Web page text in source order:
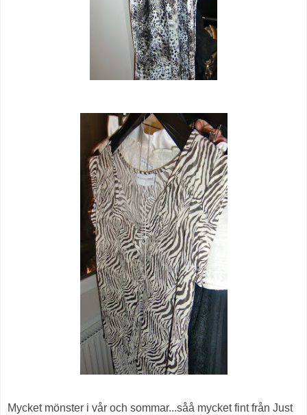
Mycket mönster i vår och sommar...såå mycket fint från Just